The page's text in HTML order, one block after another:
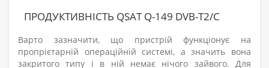
ПРОДУКТИВНІСТЬ QSAT Q-149 DVB-T2/C
Варто зазначити, що пристрій функціонує на
пропрієтарній операційній системі, а значить вона
закритого типу і в ній немає нічого зайвого. Для